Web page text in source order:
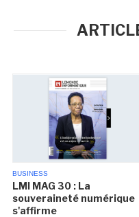
BUSINESS
LMI MAG 30 : La
souveraineté numérique
s'affirme